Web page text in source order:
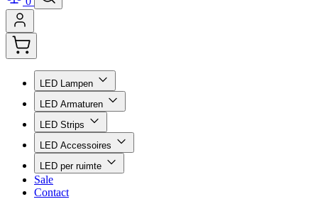
LED Lampen
LED Armaturen
LED Strips
LED Accessoires
LED per ruimte
Sale
Contact